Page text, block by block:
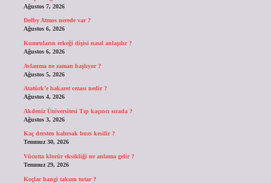
Ağustos 7, 2026
Dolby Atmos nerede var ?
Ağustos 6, 2026
Kumruların erkeği dişisi nasıl anlaşılır ?
Ağustos 6, 2026
Avlanma ne zaman başlıyor ?
Ağustos 5, 2026
Atatürk’e hakaret cezası nedir ?
Ağustos 4, 2026
Akdeniz Üniversitesi Tıp kaçıncı sırada ?
Ağustos 3, 2026
Kaç dersten kalırsak burs kesilir ?
Temmuz 30, 2026
Vücutta klorür eksikliği ne anlama gelir ?
Temmuz 29, 2026
Koçlar hangi takımı tutar ?